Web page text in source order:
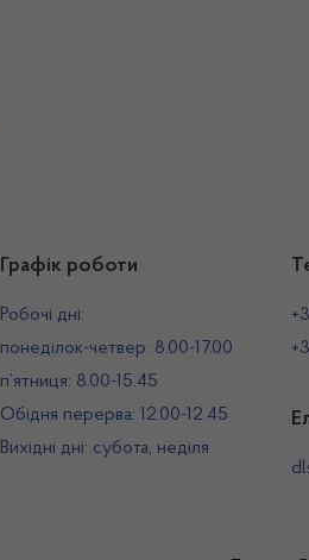
Графік роботи
Робочі дні:
понеділок-четвер: 8.00-17.00
п’ятниця: 8.00-15.45
Обідня перерва: 12.00-12.45
Вихідні дні: субота, неділя